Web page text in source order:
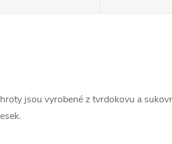
jsou vyrobené z tvrdokovu a